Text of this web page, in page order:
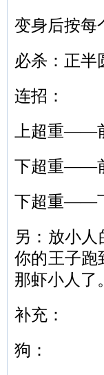
变身后按每
必杀：正半
连招：
上超重——
下超重——
下超重——
另：放小
你的王子跑
那虾小人了。
补充：
狗：